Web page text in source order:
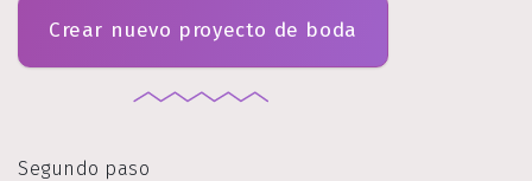
Crear nuevo proyecto de boda
Segundo paso